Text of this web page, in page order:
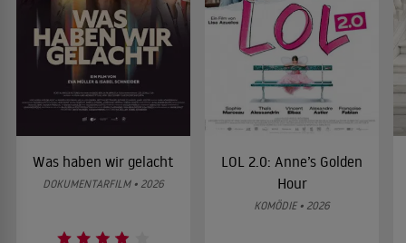
Was haben wir gelacht
DOKUMENTARFILM • 2026
LOL 2.0: Anne’s Golden
Hour
KOMÖDIE • 2026